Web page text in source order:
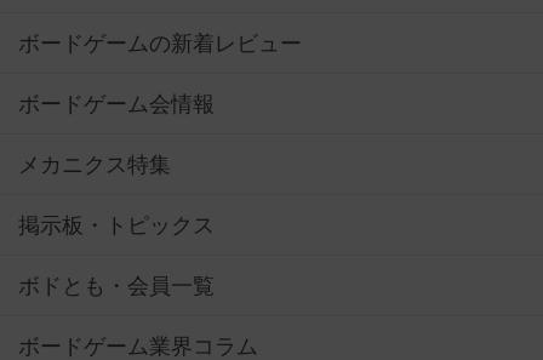
ボードゲームの新着レビュー
ボードゲーム会情報
メカニクス特集
掲示板・トピックス
ボドとも・会員一覧
ボードゲーム業界コラム